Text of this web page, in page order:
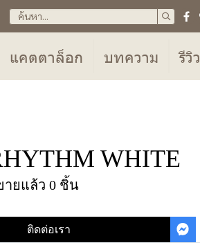
แคตตาล็อก บทความ รีวิว
WHITE
ายแล้ว 0 ชิ้น
ติดต่อเรา